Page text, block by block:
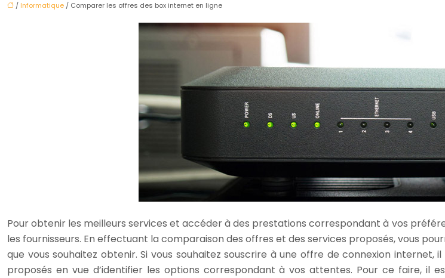
/ Informatique / Comparer les offres des box internet en ligne
Pour obtenir les meilleurs services et accéder à des prestations correspondant à vos
les fournisseurs. En effectuant la comparaison des offres et des services proposés, vous
que vous souhaitez obtenir. Si vous souhaitez souscrire à une offre de connexion
proposés en vue d’identifier les options correspondant à vos attentes. Pour ce faire, il